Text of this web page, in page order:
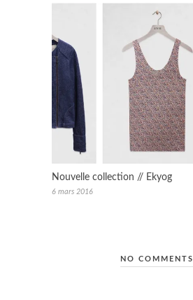
Nouvelle collection // Ekyog
6 mars 2016
NO COMMENTS